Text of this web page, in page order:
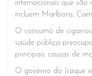
internacionais que são
incluem Marlboro,
O consumo de
saúde pública
principais causas de
O governo do Iraque